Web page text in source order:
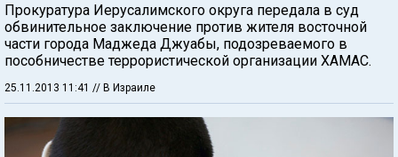
Прокуратура Иерусалимского округа передала в суд
обвинительное заключение против жителя восточной
части города Маджеда Джуабы, подозреваемого в
пособничестве террористической организации ХАМАС.
25.11.2013 11:41 // В Израиле